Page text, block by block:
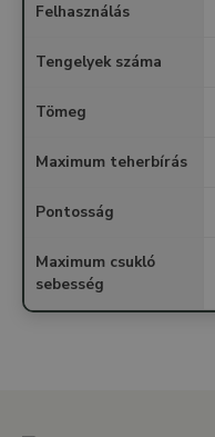
Felhasználás
Tengelyek száma
Tömeg
Maximum teherbírás
Pontosság
Maximum csukló
sebesség